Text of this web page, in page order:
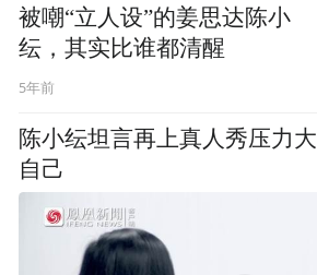
被嘲“立人设”的姜思达陈小
纭，其实比谁都清醒
5年前
陈小纭坦言再上真人秀压力
自己